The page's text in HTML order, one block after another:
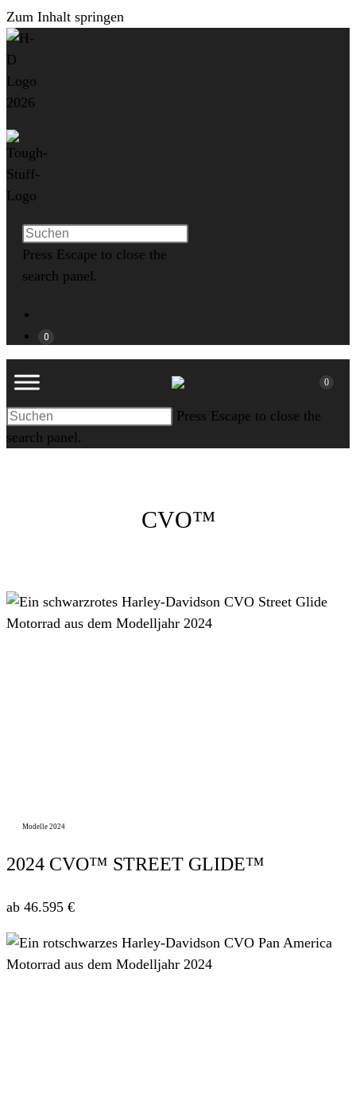
Zum Inhalt springen
Press Escape to close the
search panel.
0
0
Press Escape to close the
search panel.
CVO™
Modelle 2024
2024 CVO™ STREET GLIDE™
ab 46.595 €